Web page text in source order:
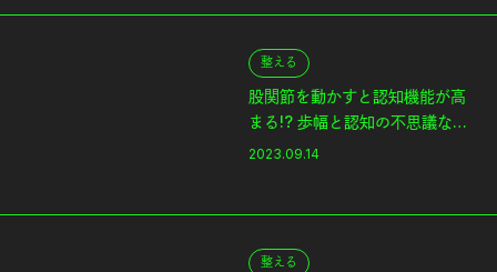
整える
股関節を動かすと認知機能が高
まる!? 歩幅と認知の不思議な関
係
2023.09.14
整える